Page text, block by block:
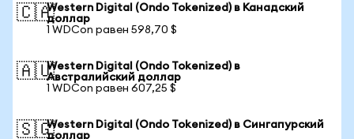
🇨🇦Western Digital (Ondo Tokenized) в Канадский
доллар
1 WDCon равен 598,70 $
🇦🇺Western Digital (Ondo Tokenized) в
Австралийский доллар
1 WDCon равен 607,25 $
🇸🇬Western Digital (Ondo Tokenized) в Сингапурский
доллар